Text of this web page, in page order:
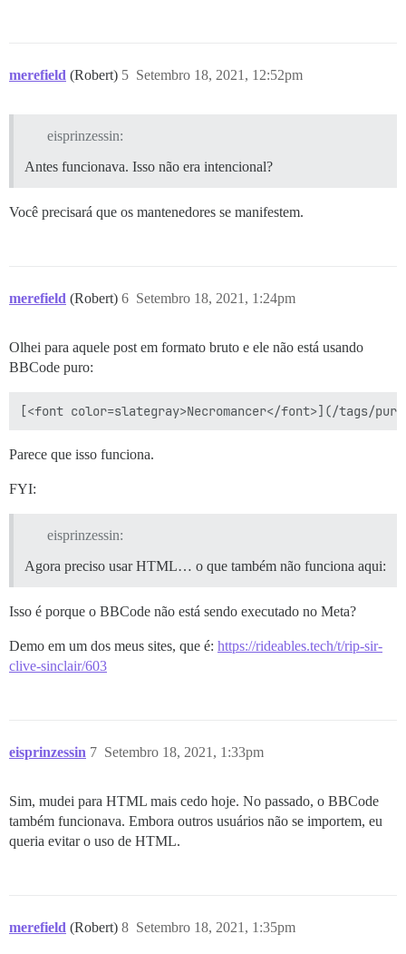
merefield (Robert) Setembro 18, 2021, 12:52pm
5
eisprinzessin:
Antes funcionava. Isso não era intencional?
Você precisará que os mantenedores se manifestem.
merefield (Robert) Setembro 18, 2021, 1:24pm
6
Olhei para aquele post em formato bruto e ele não está usando
BBCode puro:
Parece que isso funciona.
FYI:
eisprinzessin:
Agora preciso usar HTML… o que também não funciona aqui:
Isso é porque o BBCode não está sendo executado no Meta?
Demo em um dos meus sites, que é: https://rideables.tech/t/rip-sir-
clive-sinclair/603
eisprinzessin Setembro 18, 2021, 1:33pm
7
Sim, mudei para HTML mais cedo hoje. No passado, o BBCode
também funcionava. Embora outros usuários não se importem, eu
queria evitar o uso de HTML.
merefield (Robert) Setembro 18, 2021, 1:35pm
8